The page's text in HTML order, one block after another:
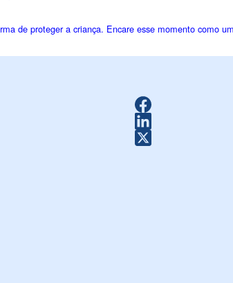
de proteger a criança. Encare esse momento como